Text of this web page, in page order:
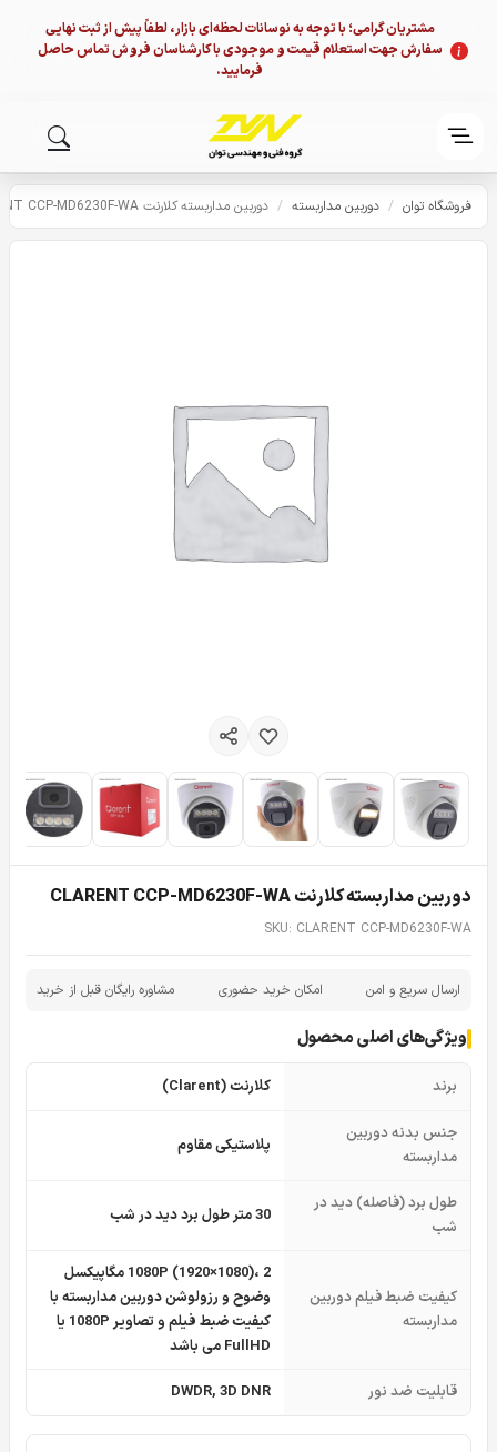
مشتریان گرامی؛ با توجه به نوسانات لحظه‌ای بازار، لطفاً پیش از ثبت نهایی
سفارش جهت استعلام قیمت و موجودی با کارشناسان فروش تماس حاصل
فرمایید.
فروشگاه توان / دوربین مداربسته / دوربین مداربسته کلارنت CLARENT CCP-MD6230F-WA
دوربین مداربسته کلارنت CLARENT CCP-MD6230F-WA
SKU: CLARENT CCP-MD6230F-WA
ارسال سریع و امن امکان خرید حضوری مشاوره رایگان قبل از خرید
ویژگی‌های اصلی محصول
برند کلارنت (Clarent)
جنس بدنه دوربین
مداربسته
پلاستیکی مقاوم
طول برد (فاصله) دید در
شب
30 متر طول برد دید در شب
کیفیت ضبط فیلم دوربین
مداربسته
1080P (1920×1080)، 2 مگاپیکسل
وضوح و رزولوشن دوربین مداربسته با
کیفیت ضبط فیلم و تصاویر 1080P یا
FullHD می باشد
قابلیت ضد نور DWDR, 3D DNR